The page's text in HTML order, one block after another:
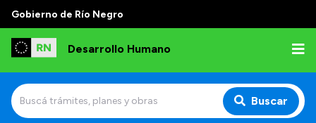
Gobierno de Río Negro
Desarrollo Humano
Buscar